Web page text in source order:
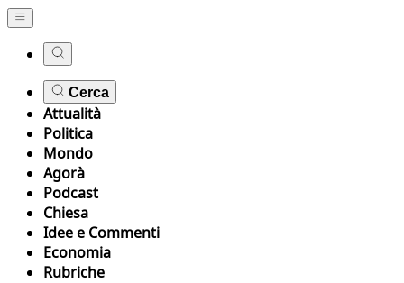
Cerca
Attualità
Politica
Mondo
Agorà
Podcast
Chiesa
Idee e Commenti
Economia
Rubriche